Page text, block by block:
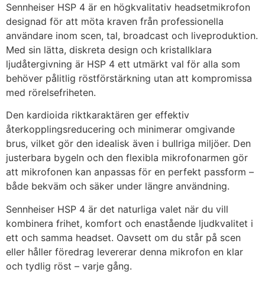
Sennheiser HSP 4 är en högkvalitativ headsetmikrofon
designad för att möta kraven från professionella
användare inom scen, tal, broadcast och liveproduktion.
Med sin lätta, diskreta design och kristallklara
ljudåtergivning är HSP 4 ett utmärkt val för alla som
behöver pålitlig röstförstärkning utan att kompromissa
med rörelsefriheten.
Den kardioida riktkaraktären ger effektiv
återkopplingsreducering och minimerar omgivande
brus, vilket gör den idealisk även i bullriga miljöer. Den
justerbara bygeln och den flexibla mikrofonarmen gör
att mikrofonen kan anpassas för en perfekt passform –
både bekväm och säker under längre användning.
Sennheiser HSP 4 är det naturliga valet när du vill
kombinera frihet, komfort och enastående ljudkvalitet i
ett och samma headset. Oavsett om du står på scen
eller håller föredrag levererar denna mikrofon en klar
och tydlig röst – varje gång.